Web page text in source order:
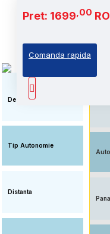
Pret: 1699,00
Comanda rapida
Descriere
Tip Autonomie
Distanta